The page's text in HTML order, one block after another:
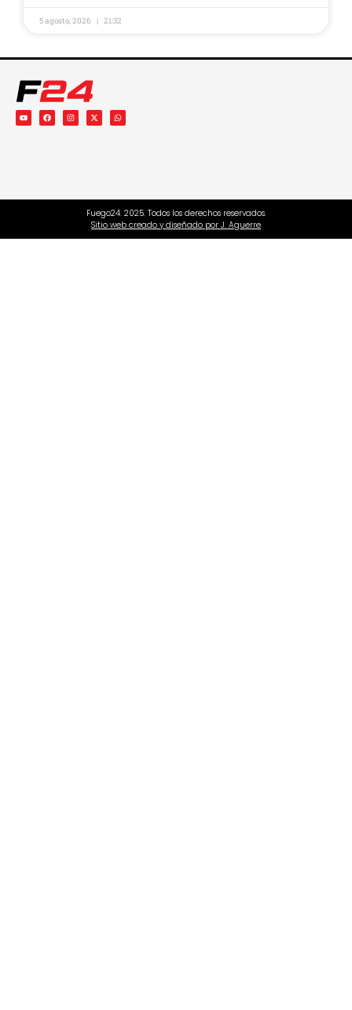
5 agosto, 2026 21:32
Fuego24. 2025. Todos los derechos reservados.
Sitio web creado y diseñado por J. Aguerre